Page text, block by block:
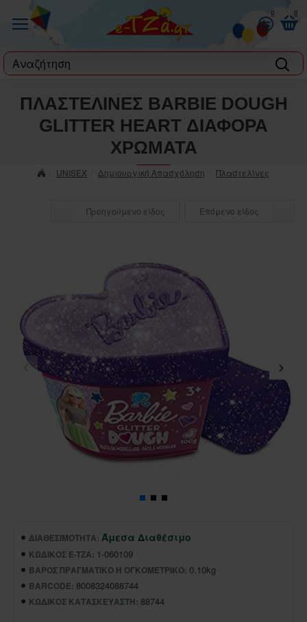
0 0
label
UNISEX Δημιουργική Απασχόληση Πλαστελίνες
ΠΛΑΣΤΕΛΙΝΕΣ BARBIE DOUGH
GLITTER HEART ΔΙΑΦΟΡΑ
ΧΡΩΜΑΤΑ
Προηγούμενο είδος Επόμενο είδος
ΔΙΑΘΕΣΙΜΌΤΗΤΑ: Άμεσα Διαθέσιμο
ΚΩΔΙΚΌΣ E-TZA: 1-060109
ΒΆΡΟΣ ΠΡΑΓΜΑΤΙΚΌ Ή ΟΓΚΟΜΕΤΡΙΚΌ: 0.10kg
BARCODE: 8008324088744
ΚΩΔΙΚΌΣ ΚΑΤΑΣΚΕΥΑΣΤΉ: 88744